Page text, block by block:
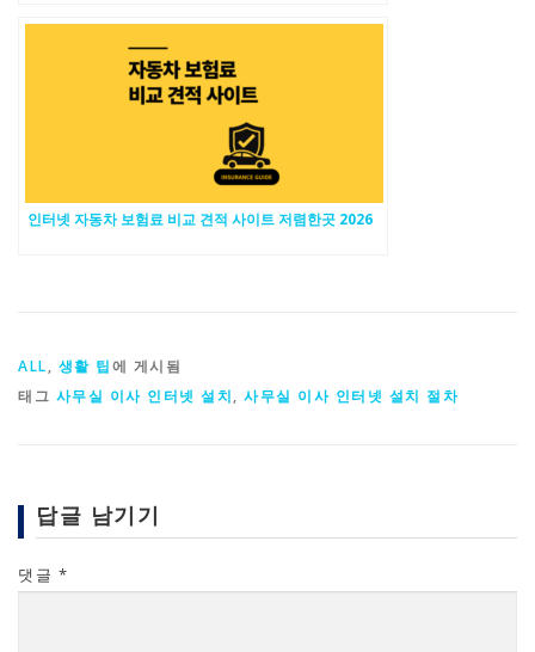
인터넷 자동차 보험료 비교 견적 사이트 저렴한곳 2026
ALL, 생활 팁에 게시됨
태그 사무실 이사 인터넷 설치, 사무실 이사 인터넷 설치 절차
답글 남기기
댓글 *